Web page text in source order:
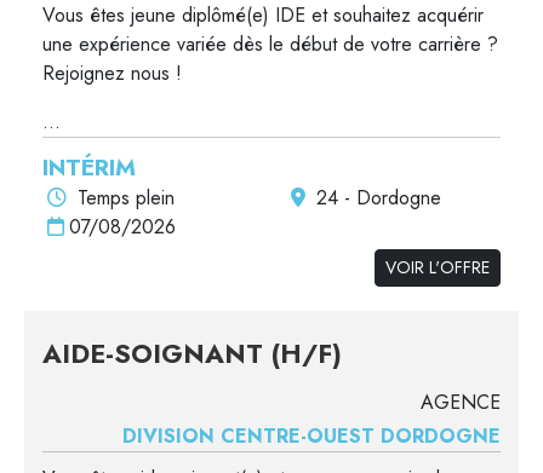
Vous êtes jeune diplômé(e) IDE et souhaitez acquérir
une expérience variée dès le début de votre carrière ?
Rejoignez nous !
...
INTÉRIM
Temps plein
24 - Dordogne
07/08/2026
VOIR L'OFFRE
AIDE-SOIGNANT (H/F)
AGENCE
DIVISION CENTRE-OUEST DORDOGNE